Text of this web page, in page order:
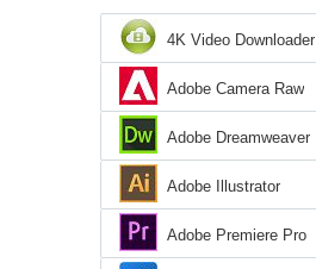
4K Video Downloader
Adobe Camera Raw
Adobe Dreamweaver
Adobe Illustrator
Adobe Premiere Pro